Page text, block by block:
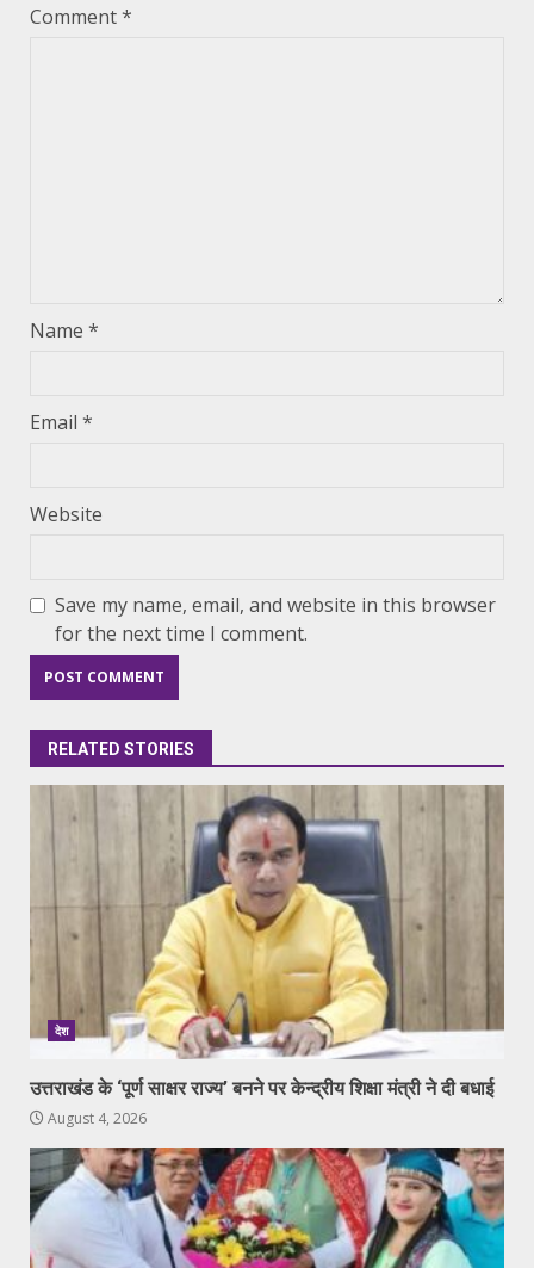
Comment*
Name *
Email *
Website
Save my name, email, and website in this browser
for the next time I comment.
RELATED STORIES
देश
उत्तराखंड के ‘पूर्ण साक्षर राज्य’ बनने पर केन्द्रीय शिक्षा मंत्री ने दी बधाई
August 4, 2026